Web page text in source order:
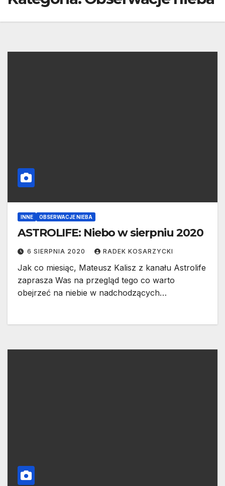
INNE OBSERWACJE NIEBA
ASTROLIFE: Niebo w sierpniu 2020
6 SIERPNIA 2020 RADEK KOSARZYCKI
Jak co miesiąc, Mateusz Kalisz z kanału Astrolife
zaprasza Was na przegląd tego co warto
obejrzeć na niebie w nadchodzących…